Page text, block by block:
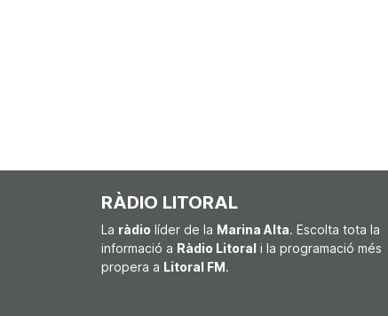
RÀDIO LITORAL
La ràdio líder de la Marina Alta. Escolta tota la
informació a Ràdio Litoral i la programació més
propera a Litoral FM.